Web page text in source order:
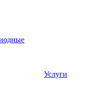
Услуги